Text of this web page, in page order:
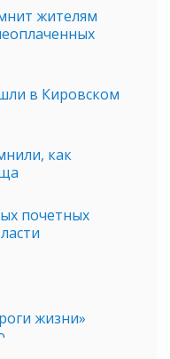
жителям
в Кировском
как
почетных
жизни»